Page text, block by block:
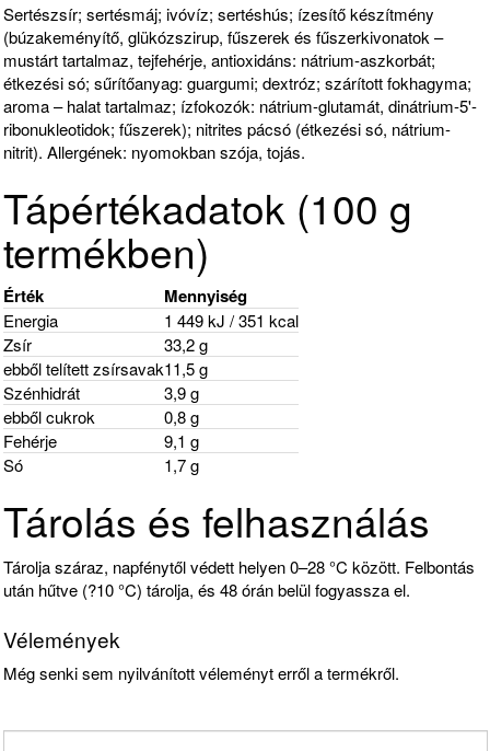
Sertészsír; sertésmáj; ivóvíz; sertéshús; ízesítő készítmény
(búzakeményítő, glükózszirup, fűszerek és fűszerkivonatok –
mustárt tartalmaz, tejfehérje, antioxidáns: nátrium-aszkorbát;
étkezési só; sűrítőanyag: guargumi; dextróz; szárított fokhagyma;
aroma – halat tartalmaz; ízfokozók: nátrium-glutamát, dinátrium-5'-
ribonukleotidok; fűszerek); nitrites pácsó (étkezési só, nátrium-
nitrit). Allergének: nyomokban szója, tojás.
Tápértékadatok (100 g
termékben)
Érték Mennyiség
Energia
1 449 kJ / 351 kcal
Zsír
33,2 g
ebből telített zsírsavak11,5 g
Szénhidrát
3,9 g
ebből cukrok
0,8 g
Fehérje
9,1 g
Só
1,7 g
Tárolás és felhasználás
Tárolja száraz, napfénytől védett helyen 0–28 °C között. Felbontás
után hűtve (?10 °C) tárolja, és 48 órán belül fogyassza el.
Vélemények
Még senki sem nyilvánított véleményt erről a termékről.